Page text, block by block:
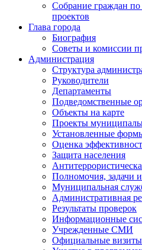
Собрание граждан
проектов
Глава города
Биография
Советы и комиссии
Администрация
Структура
Руководители
Департаменты
Подведомственные
Объекты на карте
Проекты
Установленные
Оценка
Защита населения
Полномочия, задачи
Муниципальная
Административная
Результаты проверок
Информационные
Учрежденные СМИ
Официальные визиты